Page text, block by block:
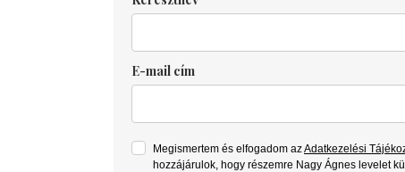
E-mail cím
Megismertem és elfogadom azAdatkezelési
hozzájárulok, hogy részemre Nagy Ágnes levelet